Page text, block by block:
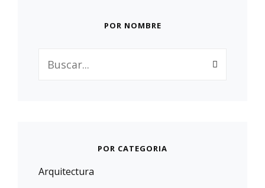
POR NOMBRE
POR CATEGORIA
Arquitectura